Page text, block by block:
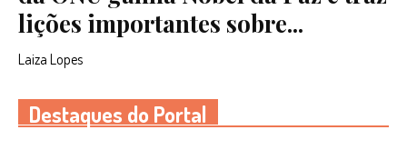
lições importantes sobre...
Laiza Lopes
Destaques do Portal